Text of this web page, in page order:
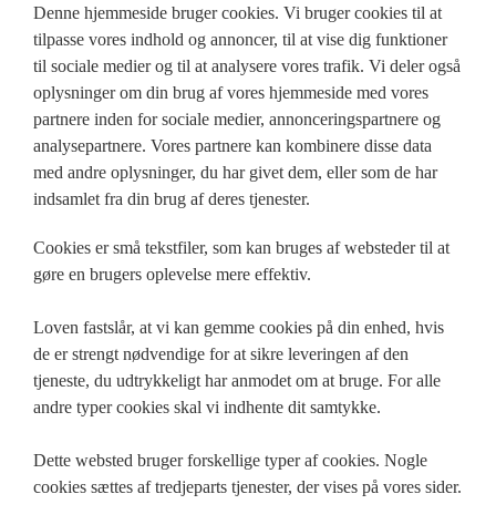
Denne hjemmeside bruger cookies. Vi bruger cookies til at
tilpasse vores indhold og annoncer, til at vise dig funktioner
til sociale medier og til at analysere vores trafik. Vi deler også
oplysninger om din brug af vores hjemmeside med vores
partnere inden for sociale medier, annonceringspartnere og
analysepartnere. Vores partnere kan kombinere disse data
med andre oplysninger, du har givet dem, eller som de har
indsamlet fra din brug af deres tjenester.
Cookies er små tekstfiler, som kan bruges af websteder til at
gøre en brugers oplevelse mere effektiv.
Loven fastslår, at vi kan gemme cookies på din enhed, hvis
de er strengt nødvendige for at sikre leveringen af den
tjeneste, du udtrykkeligt har anmodet om at bruge. For alle
andre typer cookies skal vi indhente dit samtykke.
Dette websted bruger forskellige typer af cookies. Nogle
cookies sættes af tredjeparts tjenester, der vises på vores sider.